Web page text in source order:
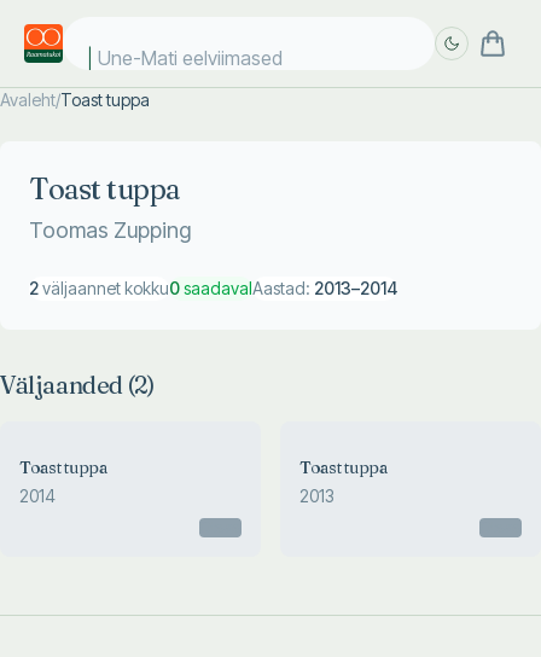
Une-Mati eelviimased k
Avaleht/Toast tuppa
Toast tuppa
Toomas Zupping
2väljaannet kokku0saadavalAastad: 2013–2014
Väljaanded (2)
Toast tuppa
2014
Toast tuppa
2013